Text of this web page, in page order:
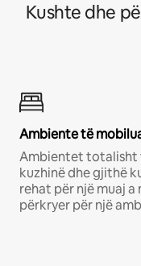
Kushte dhe
Ambiente të
Ambientet totalisht
kuzhinë dhe gjithë
rehat për një muaj a
përkryer për një